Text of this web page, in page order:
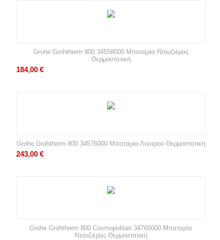
Grohe Grohtherm 800 34558000 Μπαταρία Ντουζιέρας
Θερμοστατική
184,00 €
Grohe Grohtherm 800 34576000 Μπαταρία Λουτρού Θερμοστατική
243,00 €
Grohe Grohtherm 800 Cosmopolitan 34765000 Μπαταρία
Ντουζιέρας Θερμοστατική